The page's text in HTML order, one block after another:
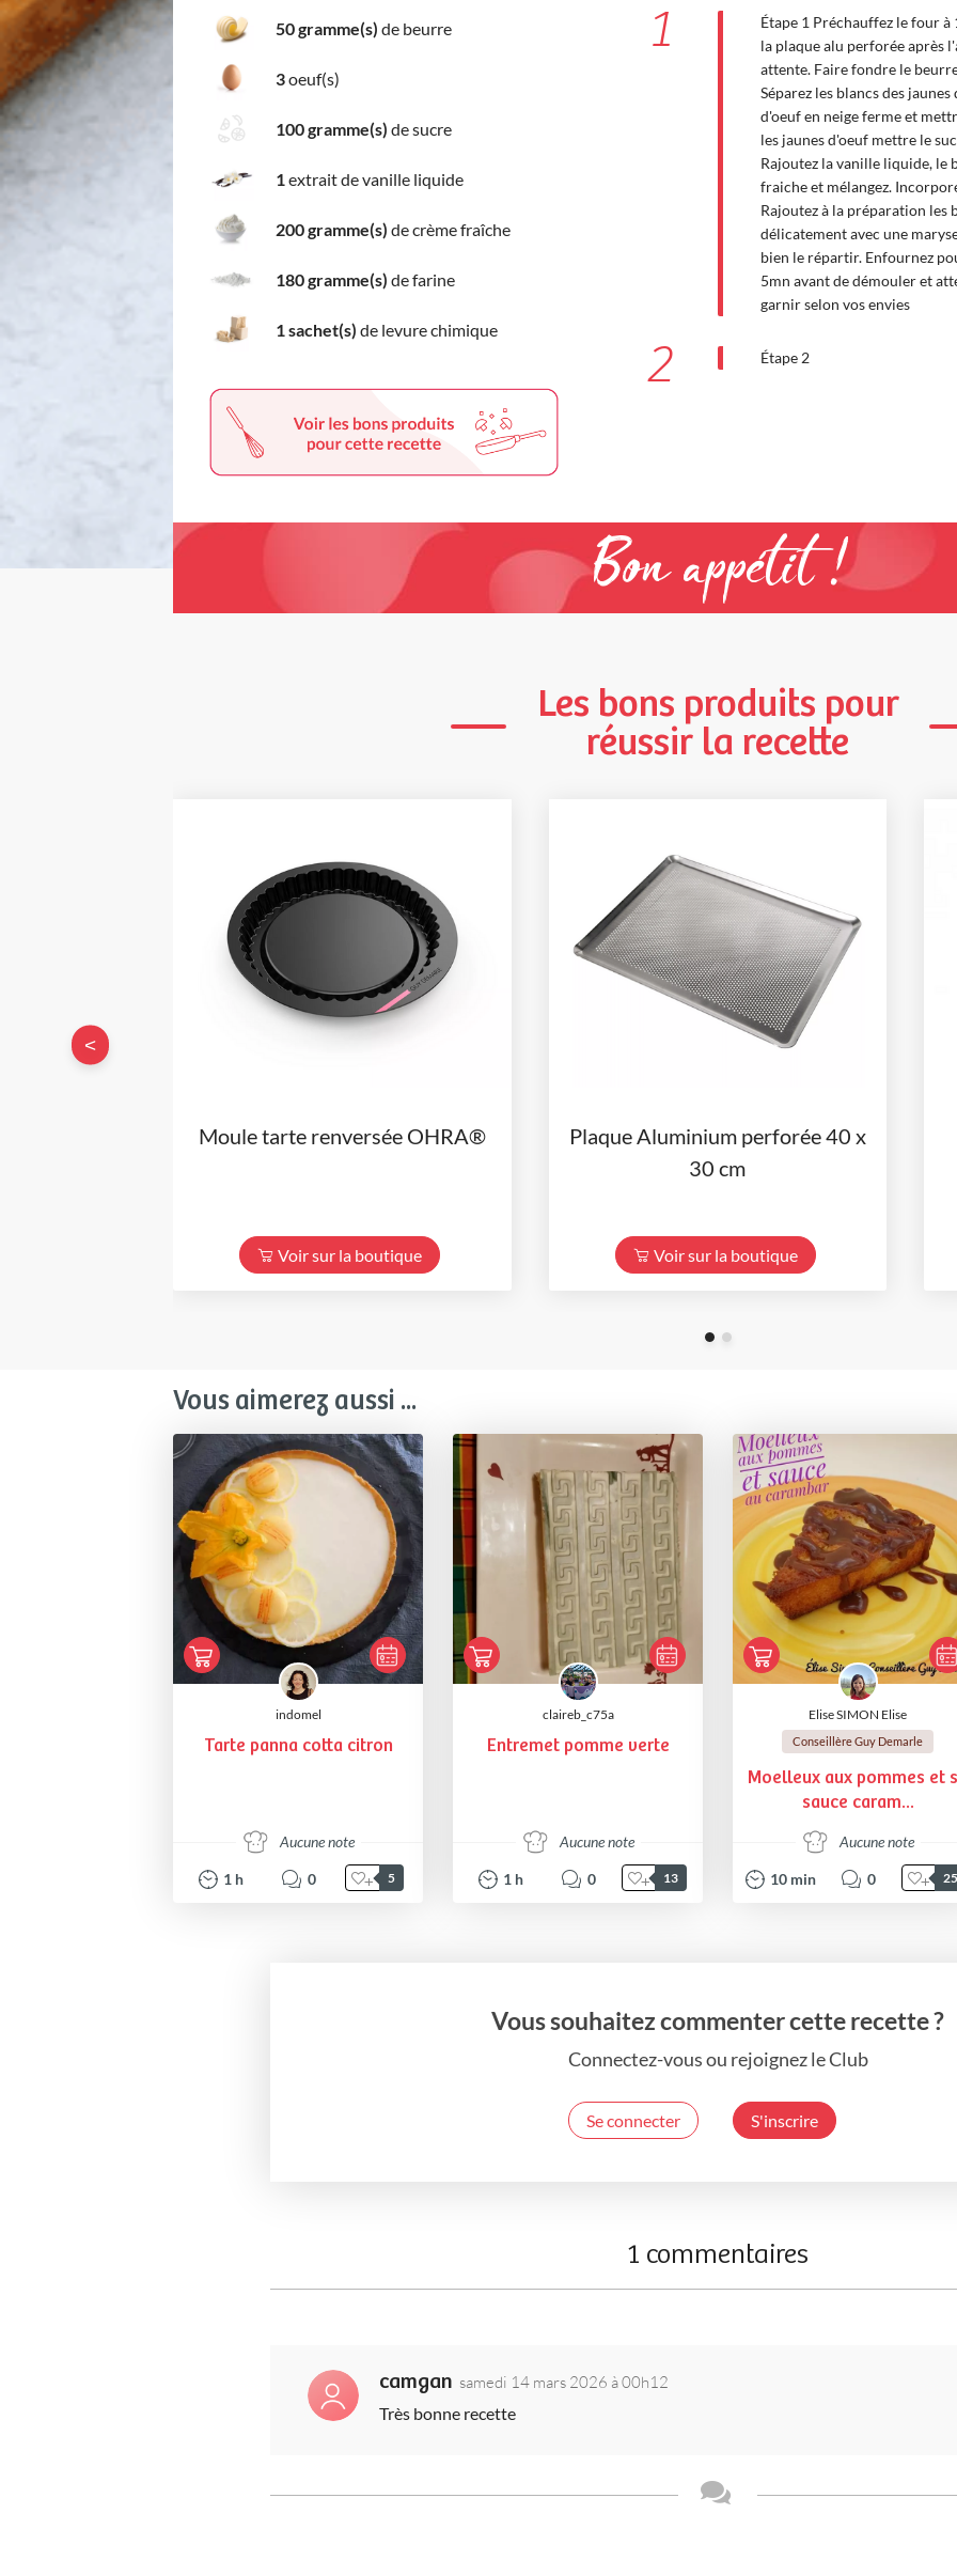
50 gramme(s) de beurre
3oeuf(s)
100 gramme(s) de sucre
1 extrait de vanille liquide
200 gramme(s) de crème fraîche
180 gramme(s) de farine
1 sachet(s) de levure chimique
1
Étape 1 Préchauffez le four
la plaque alu perforée après
attente. Faire fondre le
Séparez les blancs des
d'oeuf en neige ferme et
les jaunes d'oeuf mettre le
Rajoutez la vanille liquide,
fraiche et mélangez.
Rajoutez à la préparation les
délicatement avec une
bien le répartir. Enfournez
5mn avant de démouler et
garnir selon vos envies
2 Étape 2
Bon appétit !
Les bons produits pour
réussir la recette
Moule tarte renversée OHRA®
Voir sur la boutique
Plaque Aluminium perforée 40 x
30 cm
Voir sur la boutique
<
Vous aimerez aussi ...
indomel
Tarte panna cotta citron
Aucune note
1 h 0 5
claireb_c75a
Entremet pomme verte
Aucune note
1 h 0 13
Elise SIMON Elise
Conseillère Guy Demarle
Moelleux aux pommes et
sauce caram...
Aucune note
10 min 0 25
Vous souhaitez commenter cette recette ?
Connectez-vous ou rejoignez le Club
Se connecter S'inscrire
1 commentaires
camgan samedi 14 mars 2026 à 00h12
Très bonne recette